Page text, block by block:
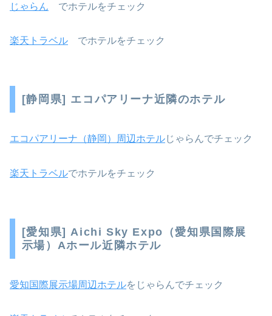
じゃらん でホテルをチェック
楽天トラベル でホテルをチェック
[静岡県] エコパアリーナ近隣のホテル
エコパアリーナ（静岡）周辺ホテルじゃらんでチェック
楽天トラベルでホテルをチェック
[愛知県] Aichi Sky Expo（愛知県国際展
示場）Aホール近隣ホテル
愛知国際展示場周辺ホテルをじゃらんでチェック